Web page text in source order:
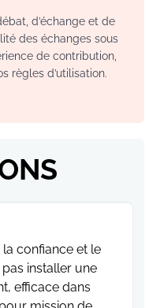
d’échange et de
des échanges sous
de contribution,
règles d’utilisation.
confiance et le
installer une
efficace dans